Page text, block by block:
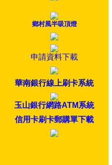
鄉村風半吸頂燈
申請資料下載
華南銀行線上刷卡系統
玉山銀行網路ATM系統
信用卡刷卡郵購單下載